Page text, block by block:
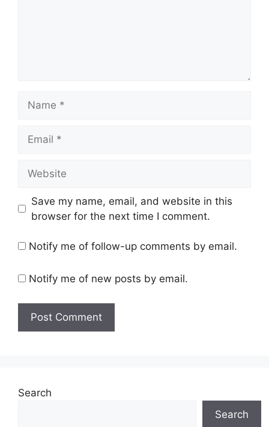
Save my name, email, and website in this
browser for the next time I comment.
Notify me of follow-up comments by email.
Notify me of new posts by email.
Search
Search